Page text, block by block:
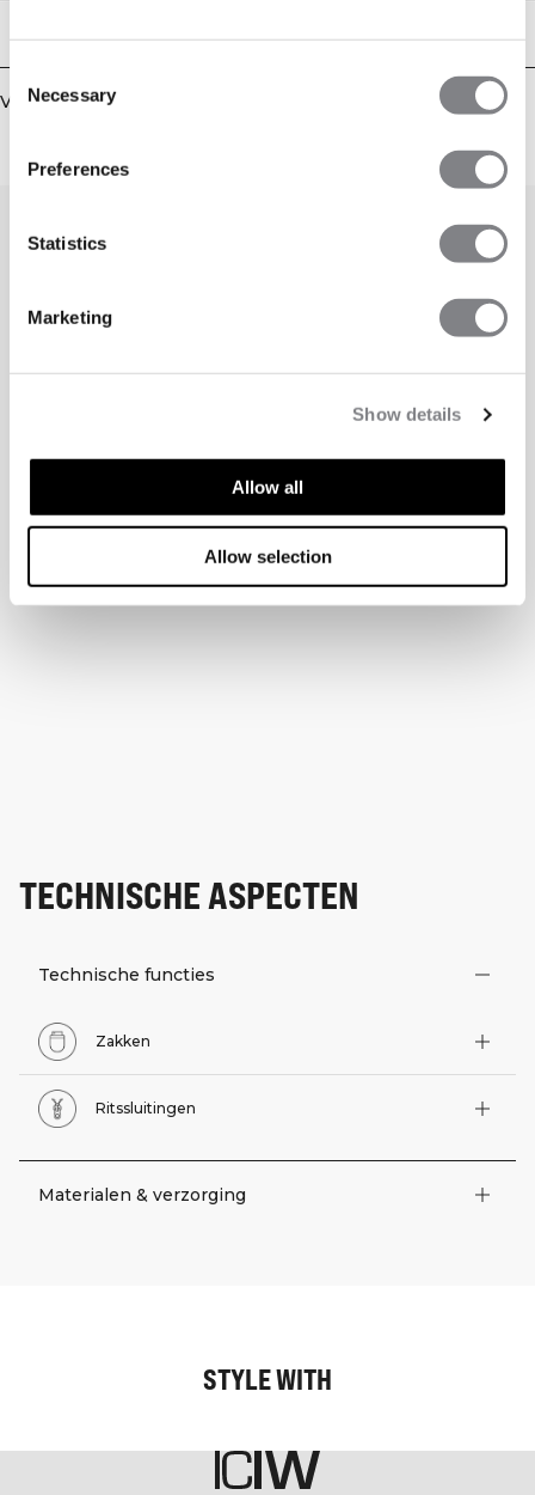
Consent
Selection
Necessary
Preferences
Statistics
Marketing
Show details
Allow all
Allow selection
Vergelijkbare producten
TECHNISCHE ASPECTEN
Technische functies
Zakken
Ritssluitingen
Materialen & verzorging
STYLE WITH